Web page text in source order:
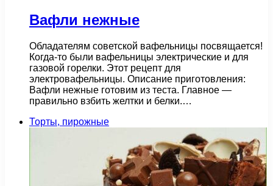
Вафли нежные
Обладателям советской вафельницы посвящается!
Когда-то были вафельницы электрические и для
газовой горелки. Этот рецепт для
электровафельницы. Описание приготовления:
Вафли нежные готовим из теста. Главное —
правильно взбить желтки и белки.…
Торты, пирожные